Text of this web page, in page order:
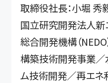
取締役社長：小堀 秀毅
国立研究開発法人新
総合開発機構（
構築技術開発事業／
ム技術開発／再エネ